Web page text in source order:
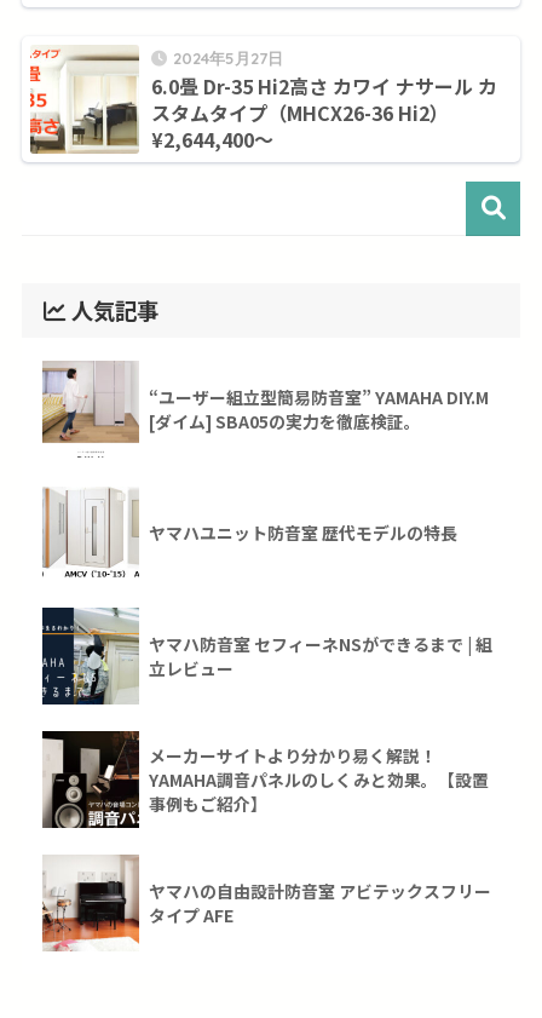
2024年5月27日
6.0畳 Dr-35 Hi2高さ カワイ ナサール カ
スタムタイプ（MHCX26-36 Hi2）
¥2,644,400～
人気記事
“ユーザー組立型簡易防音室” YAMAHA DIY.M
[ダイム] SBA05の実力を徹底検証。
ヤマハユニット防音室 歴代モデルの特長
ヤマハ防音室 セフィーネNSができるまで | 組
立レビュー
メーカーサイトより分かり易く解説！
YAMAHA調音パネルのしくみと効果。【設置
事例もご紹介】
ヤマハの自由設計防音室 アビテックスフリー
タイプ AFE